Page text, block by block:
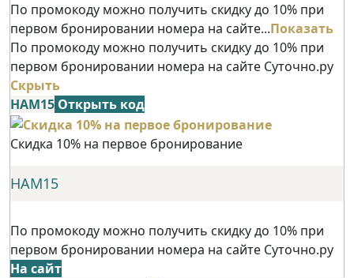
По промокоду можно получить скидку до 10% при
первом бронировании номера на сайте...Показать
По промокоду можно получить скидку до 10% при
первом бронировании номера на сайте Суточно.ру
Скрыть
НАМ15 Открыть код
Скидка 10% на первое бронирование
НАМ15
По промокоду можно получить скидку до 10% при
первом бронировании номера на сайте Суточно.ру
На сайт